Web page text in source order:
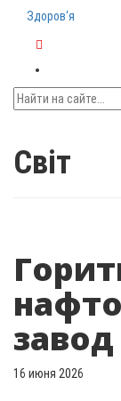
Здоров‘я
Світ
завод
16 июня 2026